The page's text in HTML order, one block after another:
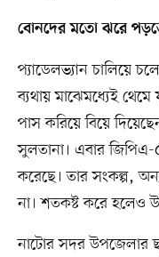
বোনদের মতো ঝরে পড়তে
প্যাডেলভ্যান চালিয়ে
ব্যথায় মাঝেমধ্যেই
পাস করিয়ে বিয়ে
সুলতানা। এবার
করেছে। তার সংকল্প,
না। শতকষ্ট করে হলেও
নাটোর সদর উপজেলার